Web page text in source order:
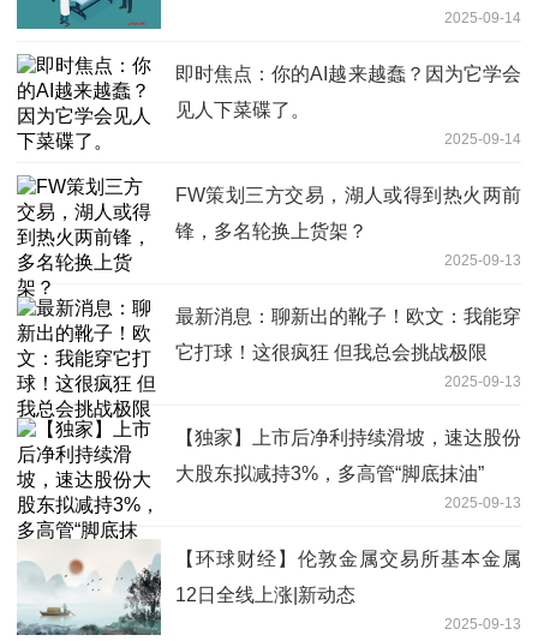
2025-09-14
即时焦点：你的AI越来越蠢？因为它学会
见人下菜碟了。
2025-09-14
FW策划三方交易，湖人或得到热火两前
锋，多名轮换上货架？
2025-09-13
最新消息：聊新出的靴子！欧文：我能穿
它打球！这很疯狂 但我总会挑战极限
2025-09-13
【独家】上市后净利持续滑坡，速达股份
大股东拟减持3%，多高管“脚底抹油”
2025-09-13
【环球财经】伦敦金属交易所基本金属
12日全线上涨|新动态
2025-09-13